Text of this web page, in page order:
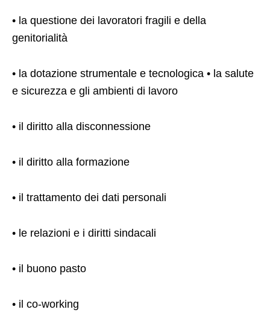
• la questione dei lavoratori fragili e della
genitorialità
• la dotazione strumentale e tecnologica • la salute
e sicurezza e gli ambienti di lavoro
• il diritto alla disconnessione
• il diritto alla formazione
• il trattamento dei dati personali
• le relazioni e i diritti sindacali
• il buono pasto
• il co-working